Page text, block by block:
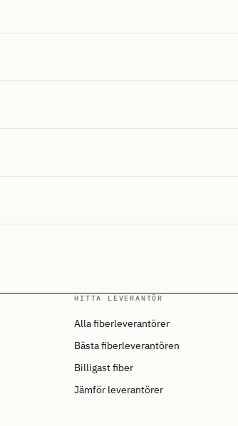
HITTA LEVERANTÖR
Alla fiberleverantörer
Bästa fiberleverantören
Billigast fiber
Jämför leverantörer